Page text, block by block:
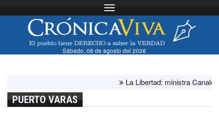
Toggle navigation
Sábado, 08 de agosto del 2026
La Libertad: ministra Canales
PUERTO VARAS